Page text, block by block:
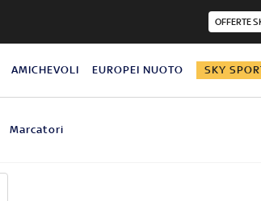
OFFERTE
AMICHEVOLI EUROPEI NUOTO SKY
Marcatori